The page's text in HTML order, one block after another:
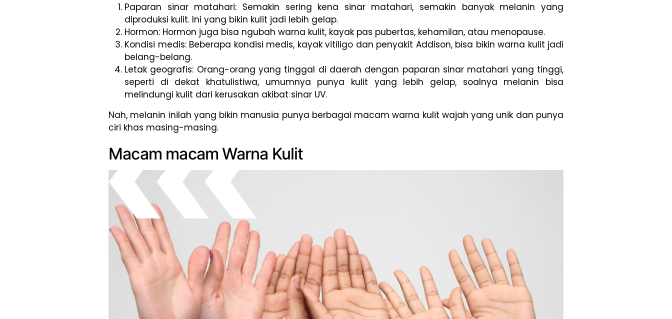
Paparan sinar matahari: Semakin sering kena sinar matahari, semakin banyak melanin yang
diproduksi kulit. Ini yang bikin kulit jadi lebih gelap.
Hormon: Hormon juga bisa ngubah warna kulit, kayak pas pubertas, kehamilan, atau menopause.
Kondisi medis: Beberapa kondisi medis, kayak vitiligo dan penyakit Addison, bisa bikin warna kulit jadi
belang-belang.
Letak geografis: Orang-orang yang tinggal di daerah dengan paparan sinar matahari yang tinggi,
seperti di dekat khatulistiwa, umumnya punya kulit yang lebih gelap, soalnya melanin bisa
melindungi kulit dari kerusakan akibat sinar UV.
Nah, melanin inilah yang bikin manusia punya berbagai macam warna kulit wajah yang unik dan punya
ciri khas masing-masing.
Macam macam Warna Kulit